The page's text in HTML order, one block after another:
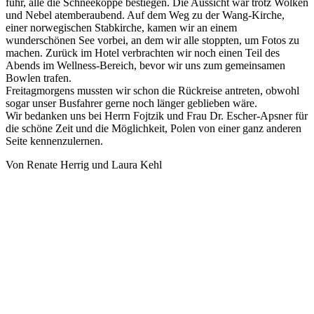
und Nebel atemberaubend. Auf dem Weg zu der Wang-Kirche,
einer norwegischen Stabkirche, kamen wir an einem
wunderschönen See vorbei, an dem wir alle stoppten, um Fotos zu
machen. Zurück im Hotel verbrachten wir noch einen Teil des
Abends im Wellness-Bereich, bevor wir uns zum gemeinsamen
Bowlen trafen.
Freitagmorgens mussten wir schon die Rückreise antreten, obwohl
sogar unser Busfahrer gerne noch länger geblieben wäre.
Wir bedanken uns bei Herrn Fojtzik und Frau Dr. Escher-Apsner für
die schöne Zeit und die Möglichkeit, Polen von einer ganz anderen
Seite kennenzulernen.
Von Renate Herrig und Laura Kehl